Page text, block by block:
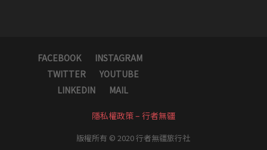
FACEBOOK
INSTAGRAM
TWITTER
YOUTUBE
LINKEDIN
MAIL
隱私權政策 – 行者無疆
版權所有 © 2020 行者無疆旅行社